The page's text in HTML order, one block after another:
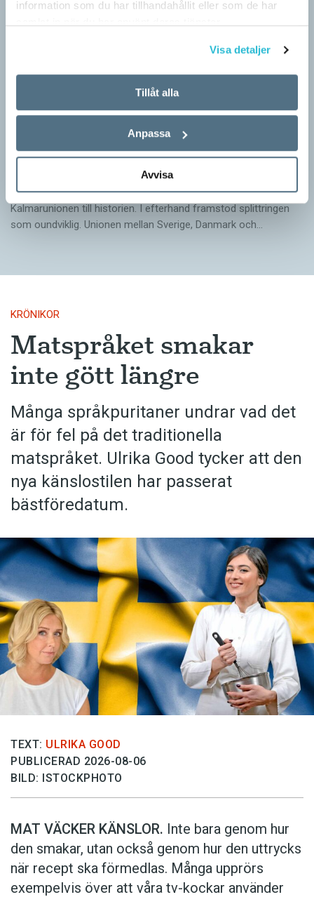
information som du har tillhandahållit eller som de har
Visa detaljer
Tillåt alla
Anpassa
Avvisa
Arvet från Gustav Vasa lever än i dag
När Gustav Vasa den 6 juni 1523 ­valdes till kung förpassades
Kalmar­unionen till historien. I efterhand framstod splittringen
som ound­viklig. ­Unionen ­mellan Sverige, Danmark och…
KRÖNIKOR
Matspråket smakar
inte gött längre
Många språkpuritaner undrar vad det
är för fel på det traditionella
matspråket. Ulrika Good tycker att den
nya känslostilen har passerat
bästföredatum.
TEXT: ULRIKA GOOD
PUBLICERAD 2026-08-06
BILD: ISTOCKPHOTO
MAT VÄCKER KÄNSLOR. Inte bara genom hur
den smakar, utan också genom hur den uttrycks
när recept ska förmedlas. Många upprörs
exempelvis över att våra tv-kockar använder